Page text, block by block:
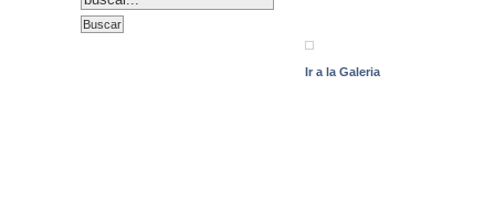
Ir a la Galeria